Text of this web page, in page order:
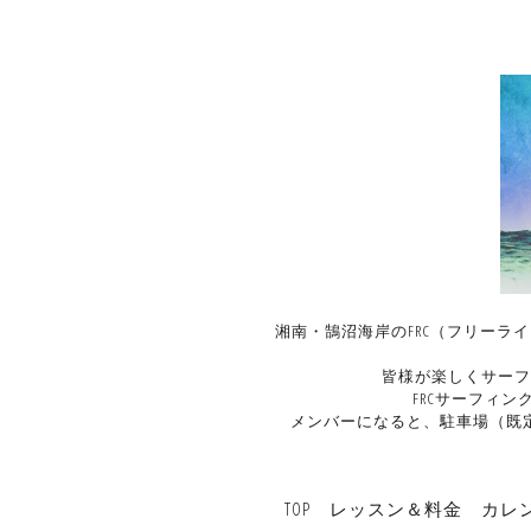
湘南・鵠沼海岸のFRC（フリー
皆様が楽しくサー
FRCサーフィ
メンバーになると、駐車場（
TOP レッスン＆料金 カレ